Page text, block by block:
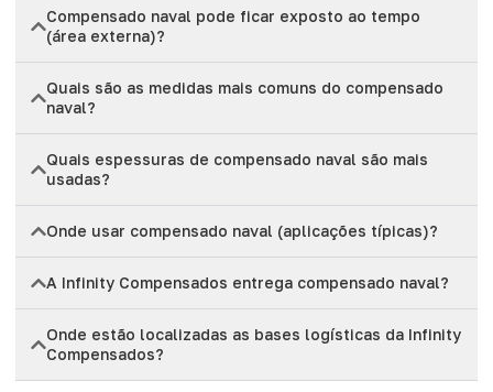
Compensado naval pode ficar exposto ao tempo
(área externa)?
Quais são as medidas mais comuns do compensado
naval?
Quais espessuras de compensado naval são mais
usadas?
Onde usar compensado naval (aplicações típicas)?
A Infinity Compensados entrega compensado naval?
Onde estão localizadas as bases logísticas da Infinity
Compensados?